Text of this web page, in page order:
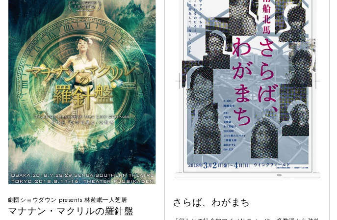
劇団ショウダウン presents 林遊眠一人芝居
マナナン・マクリルの羅針盤
さらば、わがまち